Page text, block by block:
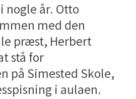
nogle år. Otto
med den
præst, Herbert
stå for
på Simested Skole,
i aulaen.